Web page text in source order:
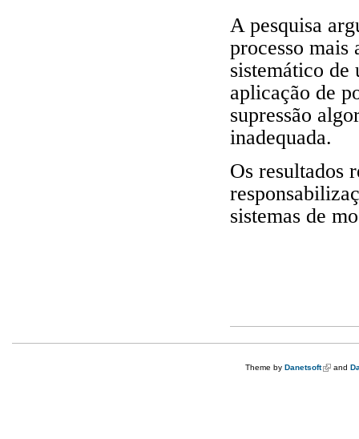
A pesquisa
processo
sistemático de
aplicação de
supressão
inadequada.
Os resultados
sistemas de
Theme by Danetsoft(link is
and